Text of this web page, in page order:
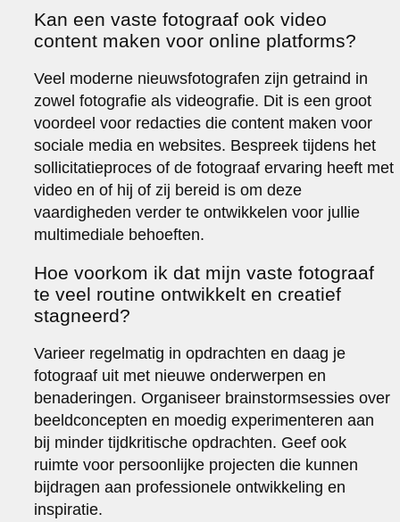
Kan een vaste fotograaf ook video
content maken voor online platforms?
Veel moderne nieuwsfotografen zijn getraind in
zowel fotografie als videografie. Dit is een groot
voordeel voor redacties die content maken voor
sociale media en websites. Bespreek tijdens het
sollicitatieproces of de fotograaf ervaring heeft met
video en of hij of zij bereid is om deze
vaardigheden verder te ontwikkelen voor jullie
multimediale behoeften.
Hoe voorkom ik dat mijn vaste fotograaf
te veel routine ontwikkelt en creatief
stagneerd?
Varieer regelmatig in opdrachten en daag je
fotograaf uit met nieuwe onderwerpen en
benaderingen. Organiseer brainstormsessies over
beeldconcepten en moedig experimenteren aan
bij minder tijdkritische opdrachten. Geef ook
ruimte voor persoonlijke projecten die kunnen
bijdragen aan professionele ontwikkeling en
inspiratie.